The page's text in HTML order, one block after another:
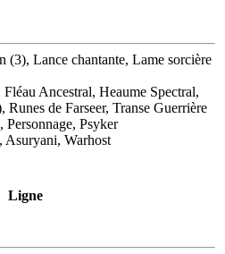
(3), Lance chantante, Lame sorcière
Ancestral, Heaume Spectral,
Runes de Farseer, Transe Guerrière
Personnage, Psyker
Asuryani, Warhost
Ligne